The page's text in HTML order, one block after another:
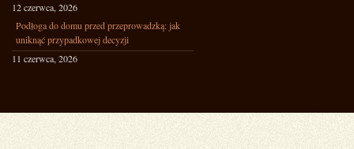
12 czerwca, 2026
Podłoga do domu przed przeprowadzką: jak
uniknąć przypadkowej decyzji
11 czerwca, 2026